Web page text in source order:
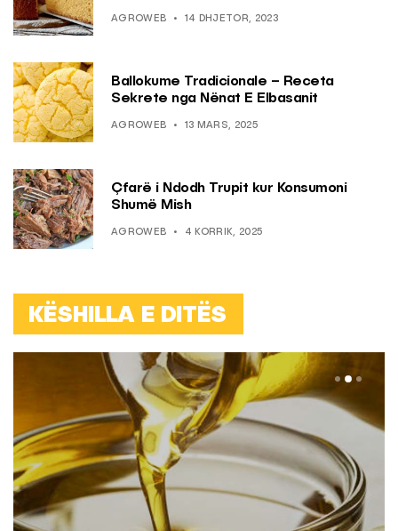
AGROWEB 14 DHJETOR, 2023
Ballokume Tradicionale – Receta
Sekrete nga Nënat E Elbasanit
AGROWEB 13 MARS, 2025
Çfarë i Ndodh Trupit kur Konsumoni
Shumë Mish
AGROWEB 4 KORRIK, 2025
KËSHILLA E DITËS